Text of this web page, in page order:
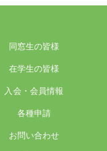
同窓生の皆様
在学生の皆様
入会・会員情報
各種申請
お問い合わせ